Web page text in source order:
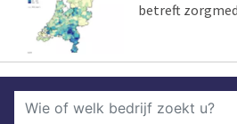
betreft